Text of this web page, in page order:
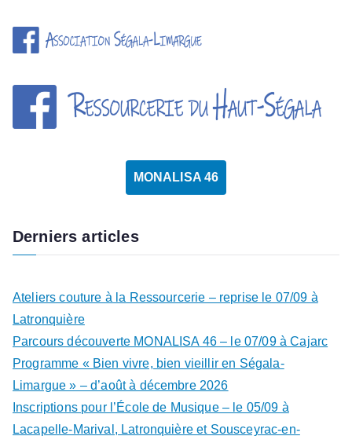
MONALISA 46
Derniers articles
Ateliers couture à la Ressourcerie – reprise le 07/09 à
Latronquière
Parcours découverte MONALISA 46 – le 07/09 à Cajarc
Programme « Bien vivre, bien vieillir en Ségala-
Limargue » – d’août à décembre 2026
Inscriptions pour l’École de Musique – le 05/09 à
Lacapelle-Marival, Latronquière et Sousceyrac-en-